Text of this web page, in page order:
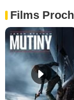
Films